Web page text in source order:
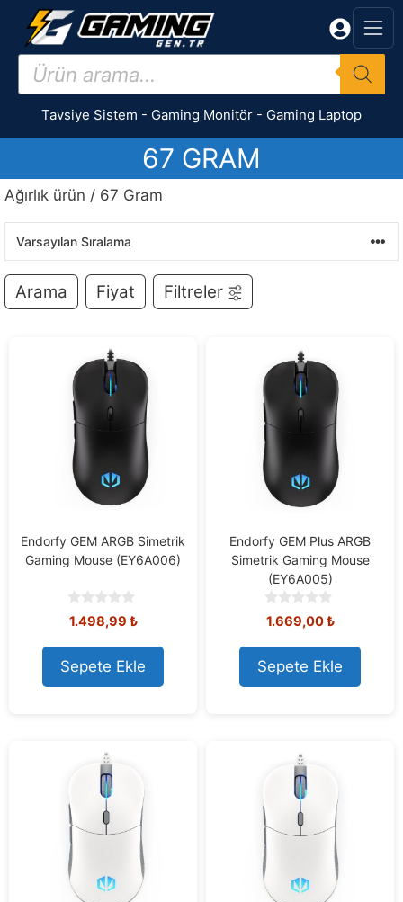
İçeriğe
Products
search
Tavsiye Sistem - Gaming Monitör - Gaming Laptop
67 GRAM
Ağırlık ürün / 67 Gram
Arama Fiyat Filtreler
Endorfy GEM ARGB Simetrik
Gaming Mouse (EY6A006)
0
o
u
t
o
f
1.498,99 ₺
Sepete Ekle
Endorfy GEM Plus ARGB
Simetrik Gaming Mouse
(EY6A005)
0
o
u
t
o
f
1.669,00₺
Sepete Ekle